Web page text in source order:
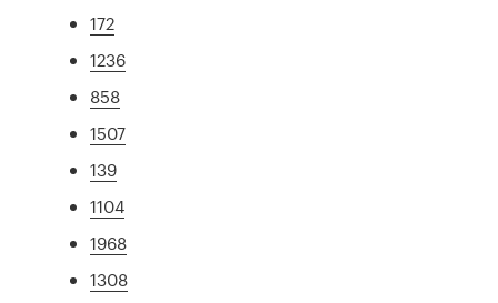
172
1236
858
1507
139
1104
1968
1308